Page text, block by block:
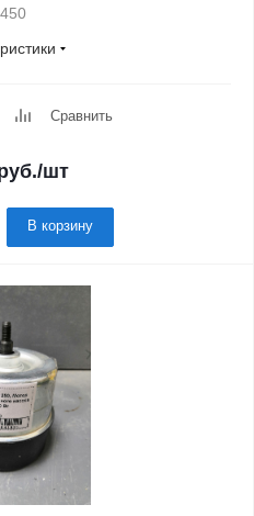
Сравнить
/шт
В корзину